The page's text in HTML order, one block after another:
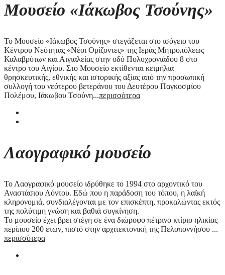
Μουσείο «Ιάκωβος Τσούνης»
Το Μουσείο «Ιάκωβος Τσούνης» στεγάζεται στο ισόγειο του
Κέντρου Νεότητας «Νέοι Ορίζοντες» της Ιεράς Μητροπόλεως
Καλαβρύτων και Αιγιαλείας στην οδό Πολυχρονιάδου 8 στο
κέντρο του Αιγίου. Στο Μουσείο εκτίθενται κειμήλια
θρησκευτικής, εθνικής και ιστορικής αξίας από την προσωπική
συλλογή του νεότερου βετεράνου του Δευτέρου Παγκοσμίου
Πολέμου, Ιάκωβου Τσούνη...περισσότερα
Λαογραφικό μουσείο
Το Λαογραφικό μουσείο ιδρύθηκε το 1994 στο αρχοντικό του
Αναστάσιου Λόντου. Εδώ που η παράδοση του τόπου, η λαϊκή
κληρονομιά, συνδιαλέγονται με τον επισκέπτη, προκαλώντας εκτός
της πολύτιμη γνώση και βαθιά συγκίνηση.
Το μουσείο έχει βρει στέγη σε ένα διώροφο πέτρινο κτίριο ηλικίας
περίπου 200 ετών, πιστό στην αρχιτεκτονική της Πελοποννήσου ...
περισσότερα